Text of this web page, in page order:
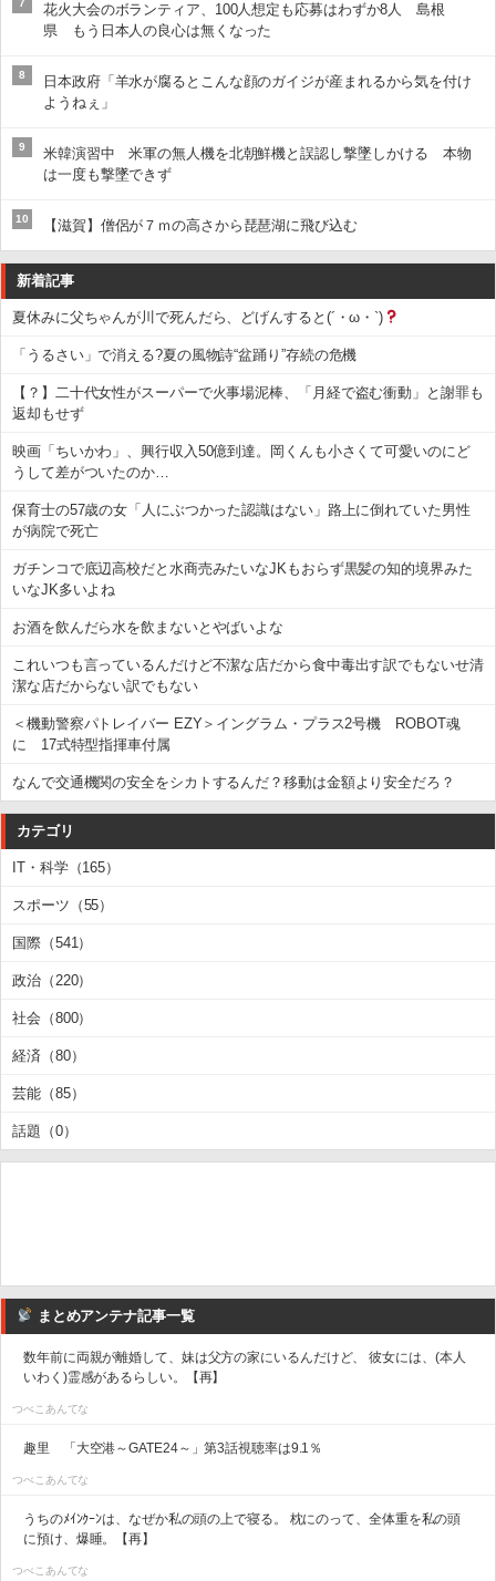
7
花火大会のボランティア、100人想定も応募はわずか8人 島根
県 もう日本人の良心は無くなった
8
日本政府「羊水が腐るとこんな顔のガイジが産まれるから気を付け
ようねぇ」
9
米韓演習中 米軍の無人機を北朝鮮機と誤認し撃墜しかける 本物
は一度も撃墜できず
10 【滋賀】僧侶が７ｍの高さから琵琶湖に飛び込む
新着記事
夏休みに父ちゃんが川で死んだら、どげんすると(´・ω・`)
「うるさい」で消える?夏の風物詩“盆踊り”存続の危機
【？】二十代女性がスーパーで火事場泥棒、「月経で盗む衝動」と謝罪も
返却もせず
映画「ちいかわ」、興行収入50億到達。岡くんも小さくて可愛いのにど
うして差がついたのか…
保育士の57歳の女「人にぶつかった認識はない」路上に倒れていた男性
が病院で死亡
ガチンコで底辺高校だと水商売みたいなJKもおらず黒髪の知的境界みた
いなJK多いよね
お酒を飲んだら水を飲まないとやばいよな
これいつも言っているんだけど不潔な店だから食中毒出す訳でもないせ清
潔な店だからない訳でもない
＜機動警察パトレイバー EZY＞イングラム・プラス2号機 ROBOT魂
に 17式特型指揮車付属
なんで交通機関の安全をシカトするんだ？移動は金額より安全だろ？
カテゴリ
IT・科学（165）
スポーツ（55）
国際（541）
政治（220）
社会（800）
経済（80）
芸能（85）
話題（0）
まとめアンテナ記事一覧
数年前に両親が離婚して、妹は父方の家にいるんだけど、 彼女には、(本人
いわく)霊感があるらしい。【再】
つべこあんてな
趣里 「大空港～GATE24～」第3話視聴率は9.1％
つべこあんてな
うちのﾒｲﾝｸｰﾝは、なぜか私の頭の上で寝る。 枕にのって、全体重を私の頭
に預け、爆睡。【再】
つべこあんてな